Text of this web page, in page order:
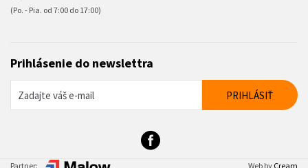
(Po. - Pia. od 7:00 do 17:00)
Prihlásenie do newslettra
Partner: Web by Cream